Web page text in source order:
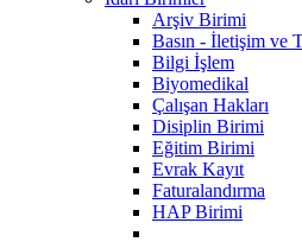
Arşiv Birimi
Basın - İletişim ve
Bilgi İşlem
Biyomedikal
Çalışan Hakları
Disiplin Birimi
Eğitim Birimi
Evrak Kayıt
Faturalandırma
HAP Birimi